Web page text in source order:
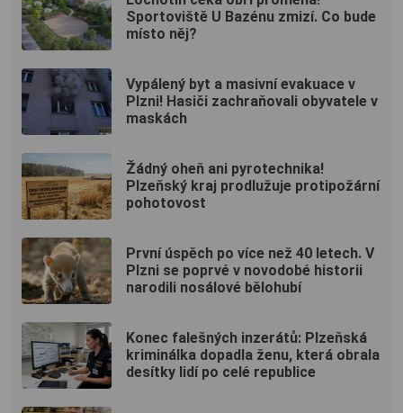
Sportoviště U Bazénu zmizí. Co bude
místo něj?
Vypálený byt a masivní evakuace v
Plzni! Hasiči zachraňovali obyvatele v
maskách
Žádný oheň ani pyrotechnika!
Plzeňský kraj prodlužuje protipožární
pohotovost
První úspěch po více než 40 letech. V
Plzni se poprvé v novodobé historii
narodili nosálové bělohubí
Konec falešných inzerátů: Plzeňská
kriminálka dopadla ženu, která obrala
desítky lidí po celé republice